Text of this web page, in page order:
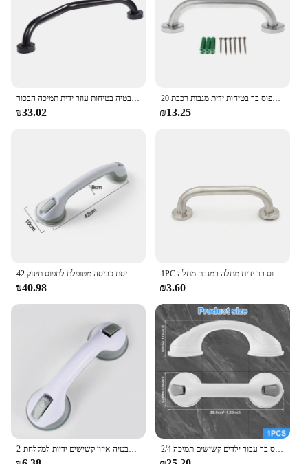
₪33.02
נירוסטה אמבטיה מקלחת תמיכה קיר לתפוס בר בטיחות ידית מגבות רכבת 20cm
₪13.25
₪40.98
1PC נירוסטה חדר אמבטיה בטיחות טואלט תמיכה ידית אמבט מקלחת יד אחיזה מעקה סיוע לתפוס בר ידית מתלה במגבת מתלה
₪3.60
2/4 יח 'מקלחות לתפוס ברים חינם אגרוף אמבטיה ידית נגד החלקה בטיחות כוסות יניקה אמבטיה לתפוס בר עבור ילדים קשישים תמיכה